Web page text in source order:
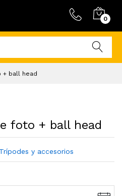
0
ball head
foto + ball head
Trípodes y accesorios